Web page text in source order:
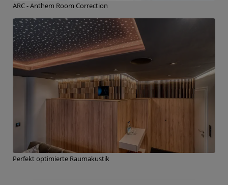
ARC - Anthem Room Correction
Perfekt optimierte Raumakustik